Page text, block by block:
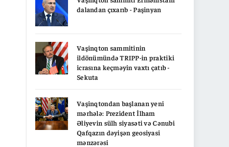
dalandan çıxarıb - Paşinyan
Vaşinqton sammitinin
ildönümündə TRIPP-in praktiki
icrasına keçməyin vaxtı çatıb -
Sekuta
Vaşinqtondan başlanan yeni
mərhələ: Prezident İlham
Əliyevin sülh siyasəti və Cənubi
Qafqazın dəyişən geosiyasi
mənzərəsi